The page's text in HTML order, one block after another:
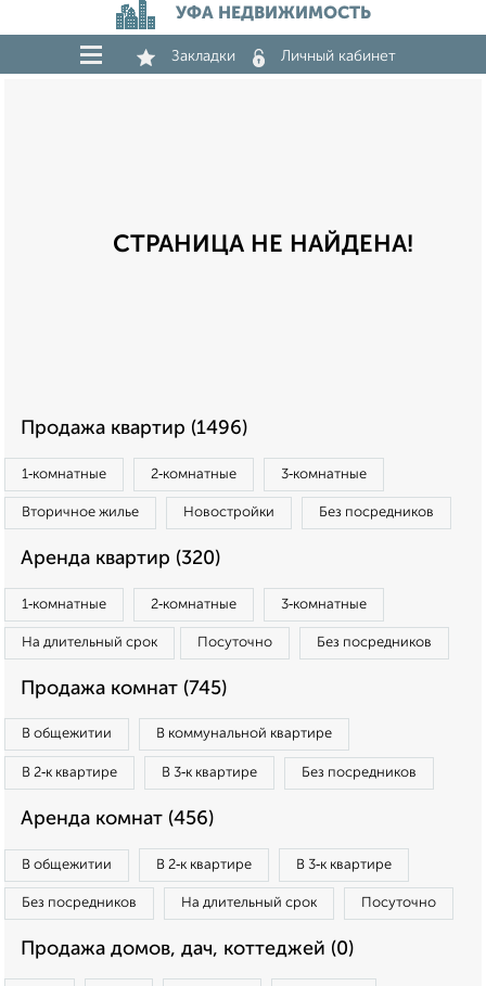
УФА НЕДВИЖИМОСТЬ
Закладки Личный кабинет
СТРАНИЦА НЕ НАЙДЕНА!
Продажа квартир (1496)
1‑комнатные 2‑комнатные 3‑комнатные
Вторичное жилье Новостройки Без посредников
Аренда квартир (320)
1‑комнатные 2‑комнатные 3‑комнатные
На длительный срок Посуточно Без посредников
Продажа комнат (745)
В общежитии В коммунальной квартире
В 2‑к квартире В 3‑к квартире Без посредников
Аренда комнат (456)
В общежитии В 2‑к квартире В 3‑к квартире
Без посредников На длительный срок Посуточно
Продажа домов, дач, коттеджей (0)